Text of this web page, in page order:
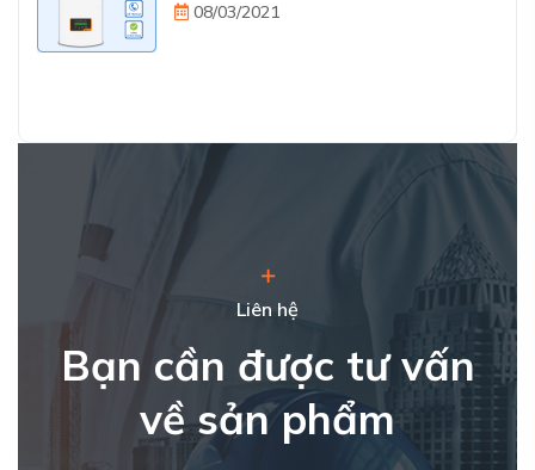
08/03/2021
Liên hệ
Bạn cần được tư vấn
về sản phẩm